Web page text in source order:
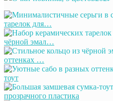
тарелок для…
чёрной эмал…
оттенках …
тоут
прозрачного пластика